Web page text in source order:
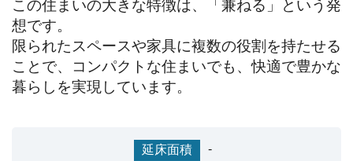
この住まいの大きな特徴は、「兼ねる」という発
想です。
限られたスペースや家具に複数の役割を持たせる
ことで、コンパクトな住まいでも、快適で豊かな
暮らしを実現しています。
延床面積 -